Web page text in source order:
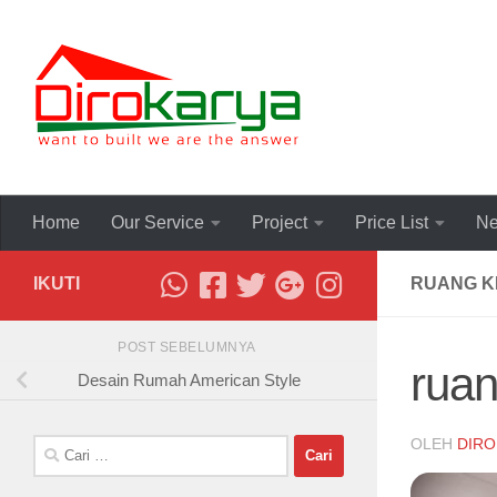
Home Our Service Project Price List
RUANG
OLEH
IKUTI
POST SEBELUMNYA
Desain Rumah American Style
Cari
untuk: